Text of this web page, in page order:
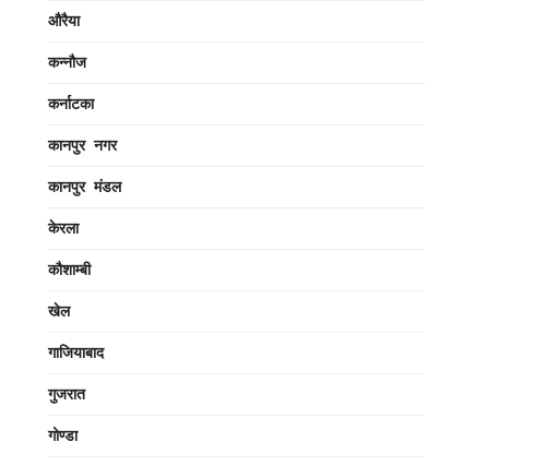
औरैया
कन्नौज
कर्नाटका
कानपुर नगर
कानपुर मंडल
केरला
कौशाम्बी
खेल
गाजियाबाद
गुजरात
गोण्डा